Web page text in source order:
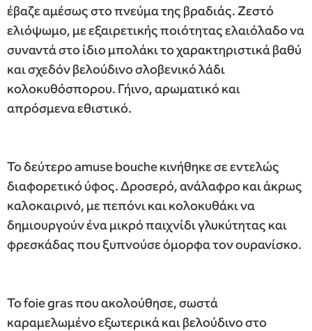
έβαζε αμέσως στο πνεύμα της βραδιάς. Ζεστό
ελιόψωμο, με εξαιρετικής ποιότητας ελαιόλαδο να
συναντά στο ίδιο μπολάκι το χαρακτηριστικά βαθύ
και σχεδόν βελούδινο σλοβενικό λάδι
κολοκυθόσπορου. Γήινο, αρωματικό και
απρόσμενα εθιστικό.
Το δεύτερο amuse bouche κινήθηκε σε εντελώς
διαφορετικό ύφος. Δροσερό, ανάλαφρο και άκρως
καλοκαιρινό, με πεπόνι και κολοκυθάκι να
δημιουργούν ένα μικρό παιχνίδι γλυκύτητας και
φρεσκάδας που ξυπνούσε όμορφα τον ουρανίσκο.
Το foie gras που ακολούθησε, σωστά
καραμελωμένο εξωτερικά και βελούδινο στο